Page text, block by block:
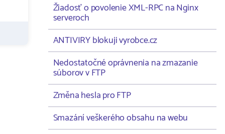
Žiadosť o povolenie XML-RPC na Nginx
serveroch
ANTIVIRY blokuji vyrobce.cz
Nedostatočné oprávnenia na zmazanie
súborov v FTP
Změna hesla pro FTP
Smazání veškerého obsahu na webu